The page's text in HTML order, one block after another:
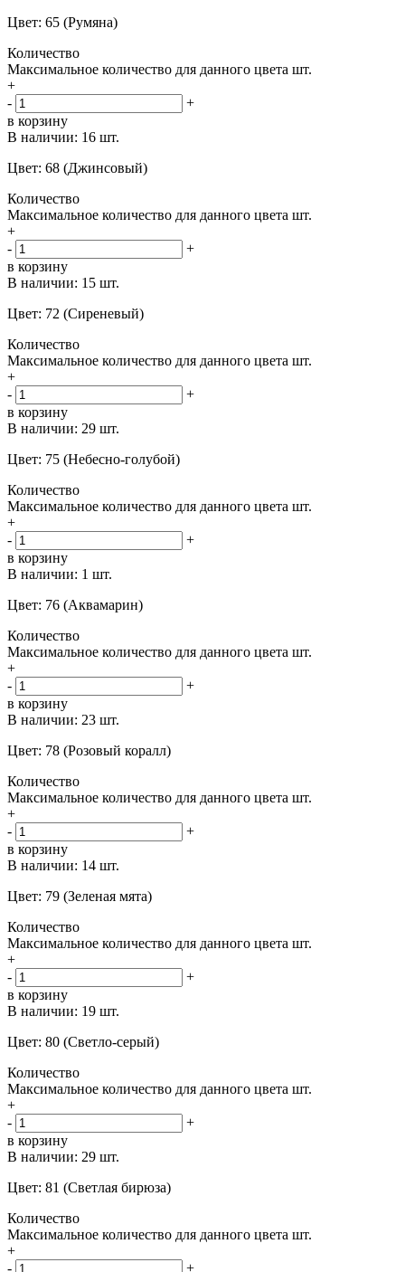
Цвет: 65 (Румяна)
Количество
Максимальное количество для данного цвета шт.
+
-
+
в корзину
В наличии: 16 шт.
Цвет: 68 (Джинсовый)
Количество
Максимальное количество для данного цвета шт.
+
-
+
в корзину
В наличии: 15 шт.
Цвет: 72 (Сиреневый)
Количество
Максимальное количество для данного цвета шт.
+
-
+
в корзину
В наличии: 29 шт.
Цвет: 75 (Небесно-голубой)
Количество
Максимальное количество для данного цвета шт.
+
-
+
в корзину
В наличии: 1 шт.
Цвет: 76 (Аквамарин)
Количество
Максимальное количество для данного цвета шт.
+
-
+
в корзину
В наличии: 23 шт.
Цвет: 78 (Розовый коралл)
Количество
Максимальное количество для данного цвета шт.
+
-
+
в корзину
В наличии: 14 шт.
Цвет: 79 (Зеленая мята)
Количество
Максимальное количество для данного цвета шт.
+
-
+
в корзину
В наличии: 19 шт.
Цвет: 80 (Светло-серый)
Количество
Максимальное количество для данного цвета шт.
+
-
+
в корзину
В наличии: 29 шт.
Цвет: 81 (Светлая бирюза)
Количество
Максимальное количество для данного цвета шт.
+
-
+